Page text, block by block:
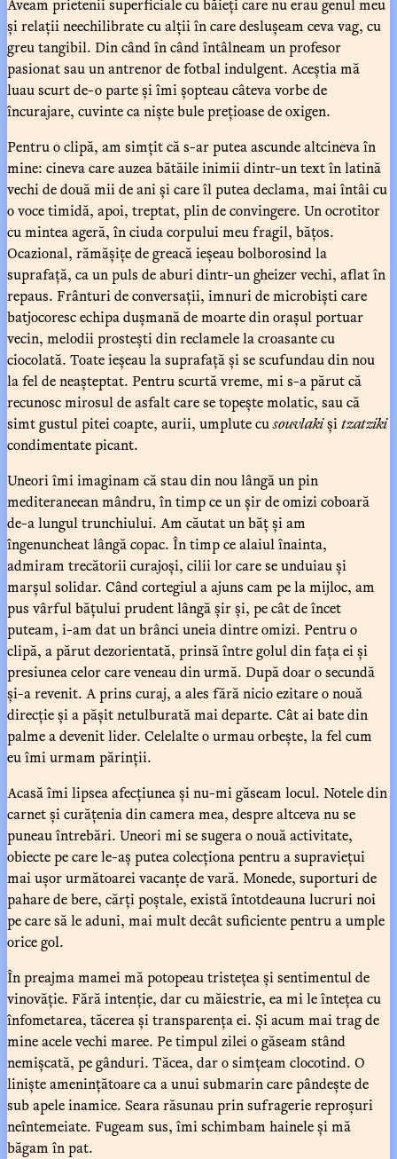
și relații neechilibrate cu alții în care deslușeam ceva vag, cu
greu tangibil. Din când în când întâlneam un profesor
pasionat sau un antrenor de fotbal indulgent. Aceștia mă
luau scurt de-o parte și îmi șopteau câteva vorbe de
încurajare, cuvinte ca niște bule prețioase de oxigen.
Pentru o clipă, am simțit că s-ar putea ascunde altcineva în
mine: cineva care auzea bătăile inimii dintr-un text în latină
vechi de două mii de ani și care îl putea declama, mai întâi cu
o voce timidă, apoi, treptat, plin de convingere. Un ocrotitor
cu mintea ageră, în ciuda corpului meu fragil, bățos.
Ocazional, rămășițe de greacă ieșeau bolborosind la
suprafață, ca un puls de aburi dintr-un gheizer vechi, aflat în
repaus. Frânturi de conversații, imnuri de microbiști care
batjocoresc echipa dușmană de moarte din orașul portuar
vecin, melodii prostești din reclamele la croasante cu
ciocolată. Toate ieșeau la suprafață și se scufundau din nou
la fel de neașteptat. Pentru scurtă vreme, mi s-a părut că
recunosc mirosul de asfalt care se topește molatic, sau că
simt gustul pitei coapte, aurii, umplute cusouvlakișitzatziki
condimentate picant.
Uneori îmi imaginam că stau din nou lângă un pin
mediteraneean mândru, în timp ce un șir de omizi coboară
de-a lungul trunchiului. Am căutat un băț și am
îngenuncheat lângă copac. În timp ce alaiul înainta,
admiram trecătorii curajoși, cilii lor care se unduiau și
marșul solidar. Când cortegiul a ajuns cam pe la mijloc, am
pus vârful bățului prudent lângă șir și, pe cât de încet
puteam, i-am dat un brânci uneia dintre omizi. Pentru o
clipă, a părut dezorientată, prinsă între golul din fața ei și
presiunea celor care veneau din urmă. După doar o secundă
și-a revenit. A prins curaj, a ales fără nicio ezitare o nouă
direcție și a pășit netulburată mai departe. Cât ai bate din
palme a devenit lider. Celelalte o urmau orbește, la fel cum
eu îmi urmam părinții.
Acasă îmi lipsea afecțiunea și nu-mi găseam locul. Notele din
carnet și curățenia din camera mea, despre altceva nu se
puneau întrebări. Uneori mi se sugera o nouă activitate,
obiecte pe care le-aș putea colecționa pentru a supraviețui
mai ușor următoarei vacanțe de vară. Monede, suporturi de
pahare de bere, cărți poștale, există întotdeauna lucruri noi
pe care să le aduni, mai mult decât suficiente pentru a umple
orice gol.
În preajma mamei mă potopeau tristețea și sentimentul de
vinovăție. Fără intenție, dar cu măiestrie, ea mi le întețea cu
înfometarea, tăcerea și transparența ei. Și acum mai trag de
mine acele vechi maree. Pe timpul zilei o găseam stând
nemișcată, pe gânduri. Tăcea, dar o simțeam clocotind. O
liniște amenințătoare ca a unui submarin care pândește de
sub apele inamice. Seara răsunau prin sufragerie reproșuri
neîntemeiate. Fugeam sus, îmi schimbam hainele și mă
băgam în pat.